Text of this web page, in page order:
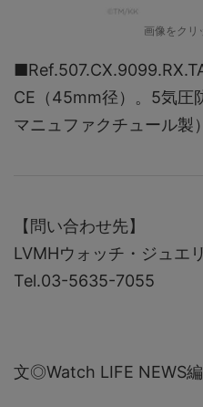
画像をクリ
CE（45mm径）。5気圧
マニュファクチュール製
【問い合わせ先】
LVMHウォッチ・ジュエ
Tel.03-5635-7055
文◎Watch LIFE NEWS